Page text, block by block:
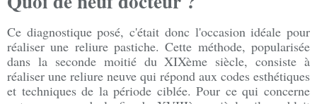
Ce diagnostique posé, c'était donc l'occasion idéale pour
réaliser une reliure pastiche. Cette méthode, popularisée
dans la seconde moitié du XIXème siècle, consiste à
réaliser une reliure neuve qui répond aux codes esthétiques
et techniques de la période ciblée. Pour ce qui concerne